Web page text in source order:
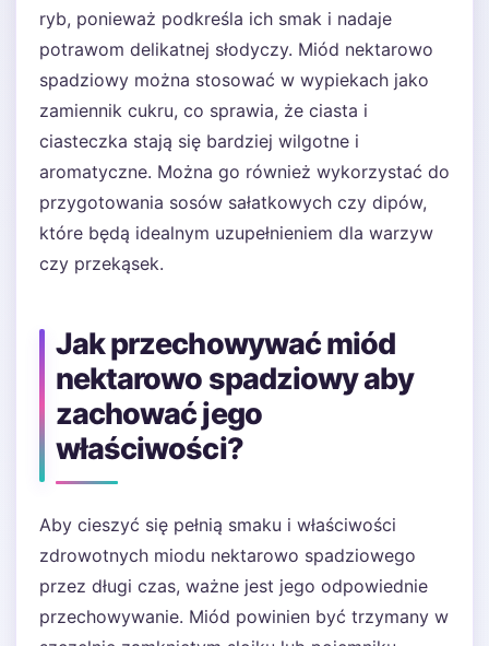
ryb, ponieważ podkreśla ich smak i nadaje
potrawom delikatnej słodyczy. Miód nektarowo
spadziowy można stosować w wypiekach jako
zamiennik cukru, co sprawia, że ciasta i
ciasteczka stają się bardziej wilgotne i
aromatyczne. Można go również wykorzystać do
przygotowania sosów sałatkowych czy dipów,
które będą idealnym uzupełnieniem dla warzyw
czy przekąsek.
Jak przechowywać miód
nektarowo spadziowy aby
zachować jego
właściwości?
Aby cieszyć się pełnią smaku i właściwości
zdrowotnych miodu nektarowo spadziowego
przez długi czas, ważne jest jego odpowiednie
przechowywanie. Miód powinien być trzymany w